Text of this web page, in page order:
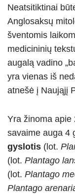
Neatsitiktinai
Anglosaksų
šventomis
medicininių
augalą vadino
yra vienas iš
atnešė į Naująjį
Yra žinoma apie
savaime auga 4
gyslotis (lot.
(lot. Plantago
(lot. Plantago
Plantago